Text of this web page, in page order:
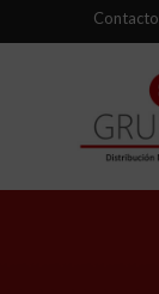
Contacto